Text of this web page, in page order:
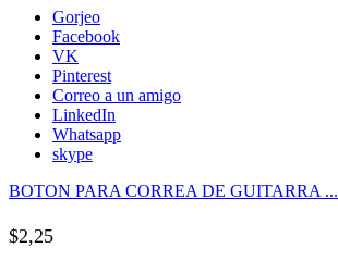
panel
panel
panel
panel
panel
Gorjeo
Facebook
VK
Pinterest
Correo a un amigo
LinkedIn
Whatsapp
skype
BOTON PARA CORREA DE GUITARRA ...
$2,25